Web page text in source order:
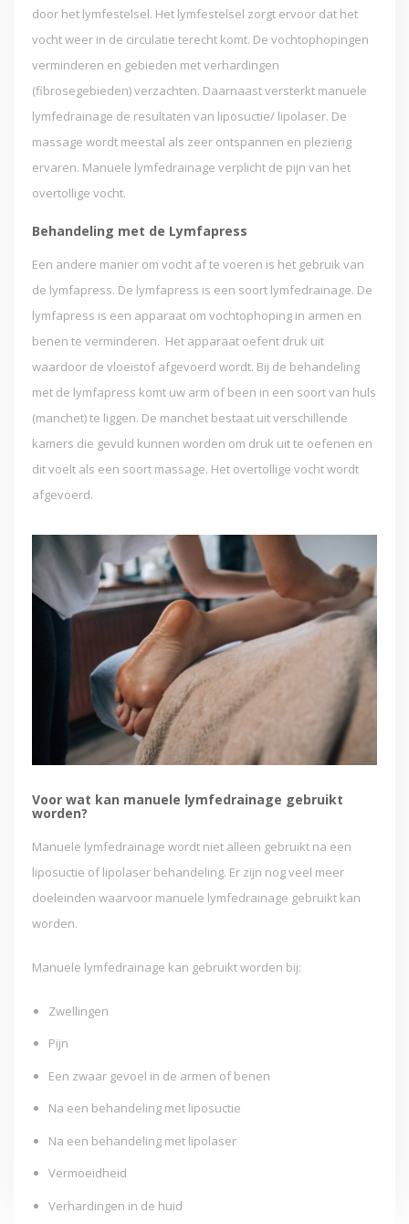
door het lymfestelsel. Het lymfestelsel zorgt ervoor dat het
vocht weer in de circulatie terecht komt. De vochtophopingen
verminderen en gebieden met verhardingen
(fibrosegebieden) verzachten. Daarnaast versterkt manuele
lymfedrainage de resultaten van liposuctie/ lipolaser. De
massage wordt meestal als zeer ontspannen en plezierig
ervaren. Manuele lymfedrainage verplicht de pijn van het
overtollige vocht.
Behandeling met de Lymfapress
Een andere manier om vocht af te voeren is het gebruik van
de lymfapress. De lymfapress is een soort lymfedrainage. De
lymfapress is een apparaat om vochtophoping in armen en
benen te verminderen. Het apparaat oefent druk uit
waardoor de vloeistof afgevoerd wordt. Bij de behandeling
met de lymfapress komt uw arm of been in een soort van huls
(manchet) te liggen. De manchet bestaat uit verschillende
kamers die gevuld kunnen worden om druk uit te oefenen en
dit voelt als een soort massage. Het overtollige vocht wordt
afgevoerd.
Voor wat kan manuele lymfedrainage gebruikt
worden?
Manuele lymfedrainage wordt niet alleen gebruikt na een
liposuctie of lipolaser behandeling. Er zijn nog veel meer
doeleinden waarvoor manuele lymfedrainage gebruikt kan
worden.
Manuele lymfedrainage kan gebruikt worden bij:
Zwellingen
Pijn
Een zwaar gevoel in de armen of benen
Na een behandeling met liposuctie
Na een behandeling met lipolaser
Vermoeidheid
Verhardingen in de huid